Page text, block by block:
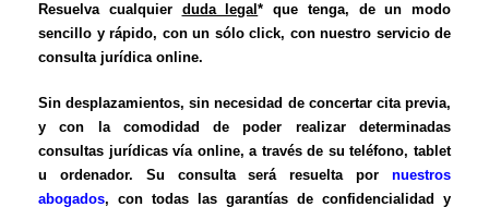
Resuelva cualquier duda legal* que tenga, de un modo
sencillo y rápido, con un sólo click, con nuestro servicio de
consulta jurídica online.
Sin desplazamientos, sin necesidad de concertar cita previa,
y con la comodidad de poder realizar determinadas
consultas jurídicas vía online, a través de su teléfono, tablet
u ordenador. Su consulta será resuelta por nuestros
abogados, con todas las garantías de confidencialidad y